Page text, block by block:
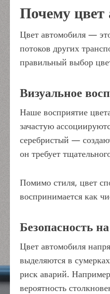
Почему
Цвет автомобиля —
потоков других
правильный выбор
Визуальное
Наше восприятие
зачастую
серебристый —
он требует
Помимо стиля, цвет
воспринимается как
Безопасность
Цвет автомобиля
выделяются в
риск аварий.
вероятность